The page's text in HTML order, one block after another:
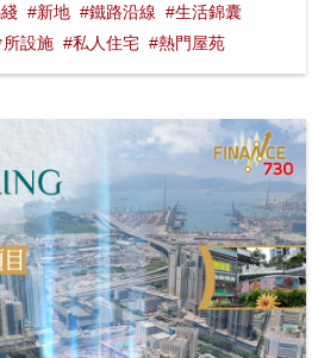
#新地 #鐵路沿線 #生活錦囊
所設施 #私人住宅 #熱門屋苑